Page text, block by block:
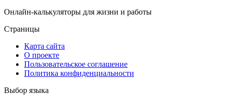
Онлайн-калькуляторы для жизни и работы
Страницы
Карта сайта
О проекте
Пользовательское соглашение
Политика конфиденциальности
Выбор языка